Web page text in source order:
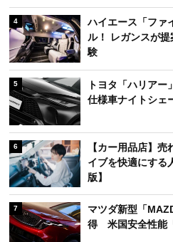
4
ハイエース「ファ
ル！ レガンスが
験
5
トヨタ「ハリア
仕様車ナイトシェ
6
【カー用品店】
イブを快適にする
版】
7
マツダ新型「
得 米国安全性能